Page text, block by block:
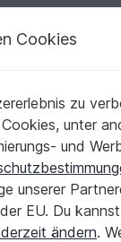
Ideen
| € (EUR)
Haus & Deko
Tässchen -
für süße
Cookies
zu
unter
und
unserer
EU. Du kannst
ändern.